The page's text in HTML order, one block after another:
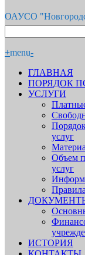
ОАУСО
+menu-
ГЛАВНАЯ
ПОРЯДОК
УСЛУГИ
услуг
Объем
услуг
ИСТОРИЯ